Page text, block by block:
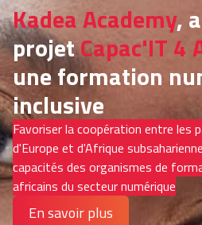
Kadea Academy,
projetCapac'IT 4
une formation
inclusive
Favoriser la coopération entre les
d'Europe et d'Afrique
capacités des organismes de
africains du secteur numérique
En savoir plus